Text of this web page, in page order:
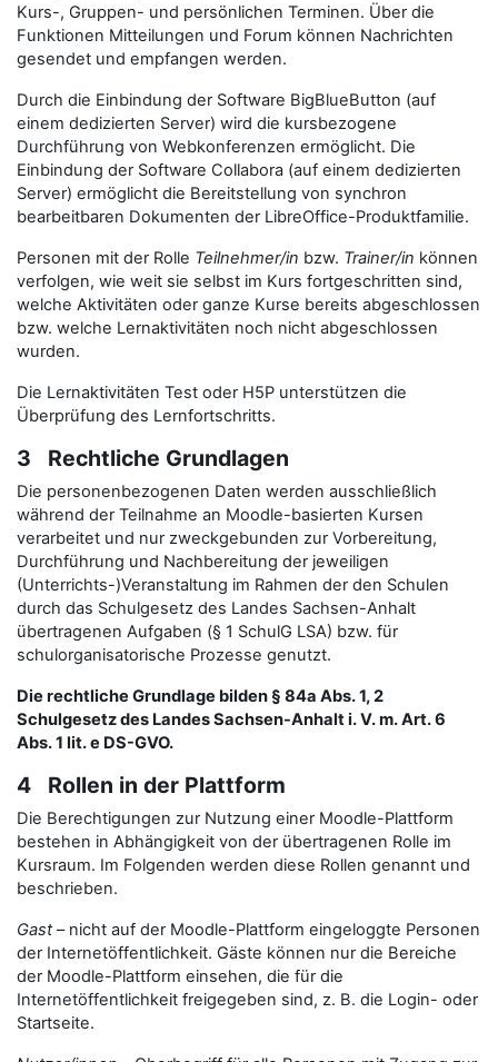
Kurs-, Gruppen- und persönlichen Terminen. Über die
Funktionen Mitteilungen und Forum können Nachrichten
gesendet und empfangen werden.
Durch die Einbindung der Software BigBlueButton (auf
einem dedizierten Server) wird die kursbezogene
Durchführung von Webkonferenzen ermöglicht. Die
Einbindung der Software Collabora (auf einem dedizierten
Server) ermöglicht die Bereitstellung von synchron
bearbeitbaren Dokumenten der LibreOffice-Produktfamilie.
Personen mit der Rolle Teilnehmer/in bzw. Trainer/in können
verfolgen, wie weit sie selbst im Kurs fortgeschritten sind,
welche Aktivitäten oder ganze Kurse bereits abgeschlossen
bzw. welche Lernaktivitäten noch nicht abgeschlossen
wurden.
Die Lernaktivitäten Test oder H5P unterstützen die
Überprüfung des Lernfortschritts.
3 Rechtliche Grundlagen
Die personenbezogenen Daten werden ausschließlich
während der Teilnahme an Moodle-basierten Kursen
verarbeitet und nur zweckgebunden zur Vorbereitung,
Durchführung und Nachbereitung der jeweiligen
(Unterrichts-)Veranstaltung im Rahmen der den Schulen
durch das Schulgesetz des Landes Sachsen-Anhalt
übertragenen Aufgaben (§ 1 SchulG LSA) bzw. für
schulorganisatorische Prozesse genutzt.
Die rechtliche Grundlage bilden § 84a Abs. 1, 2
Schulgesetz des Landes Sachsen-Anhalt i. V. m. Art. 6
Abs. 1 lit. e DS-GVO.
4 Rollen in der Plattform
Die Berechtigungen zur Nutzung einer Moodle-Plattform
bestehen in Abhängigkeit von der übertragenen Rolle im
Kursraum. Im Folgenden werden diese Rollen genannt und
beschrieben.
Gast– nicht auf der Moodle-Plattform eingeloggte Personen
der Internetöffentlichkeit. Gäste können nur die Bereiche
der Moodle-Plattform einsehen, die für die
Internetöffentlichkeit freigegeben sind, z. B. die Login- oder
Startseite.